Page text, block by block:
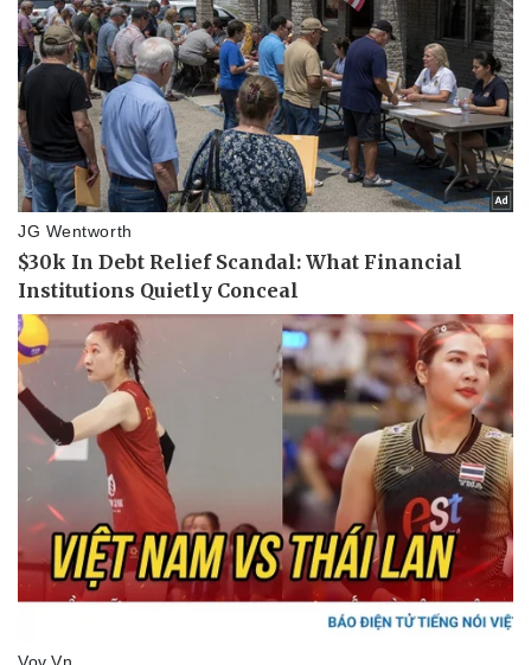
Pháp luật
Vụ án
Tin nóng
Tư vấn luật
Quân sự - Quốc phòng
Vũ khí
Việt Nam
Phân tích